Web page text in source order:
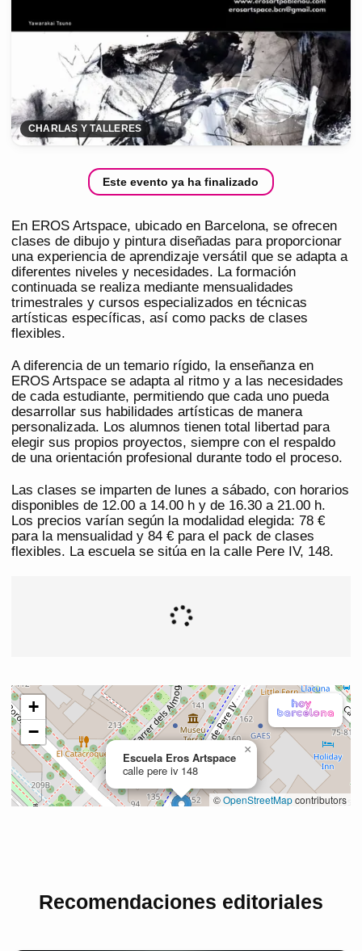
CHARLAS Y TALLERES
Este evento ya ha finalizado
En EROS Artspace, ubicado en Barcelona, se ofrecen
clases de dibujo y pintura diseñadas para proporcionar
una experiencia de aprendizaje versátil que se adapta a
diferentes niveles y necesidades. La formación
continuada se realiza mediante mensualidades
trimestrales y cursos especializados en técnicas
artísticas específicas, así como packs de clases
flexibles.
A diferencia de un temario rígido, la enseñanza en
EROS Artspace se adapta al ritmo y a las necesidades
de cada estudiante, permitiendo que cada uno pueda
desarrollar sus habilidades artísticas de manera
personalizada. Los alumnos tienen total libertad para
elegir sus propios proyectos, siempre con el respaldo
de una orientación profesional durante todo el proceso.
Las clases se imparten de lunes a sábado, con horarios
disponibles de 12.00 a 14.00 h y de 16.30 a 21.00 h.
Los precios varían según la modalidad elegida: 78 €
para la mensualidad y 84 € para el pack de clases
flexibles. La escuela se sitúa en la calle Pere IV, 148.
Recomendaciones editoriales